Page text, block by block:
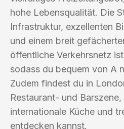
hohe Lebensqualität. Die
Infrastruktur, exzellenten
und einem breit
öffentliche Verkehrsnetz
sodass du bequem von A
Zudem findest du in
Restaurant- und
internationale Küche und
entdecken kannst.